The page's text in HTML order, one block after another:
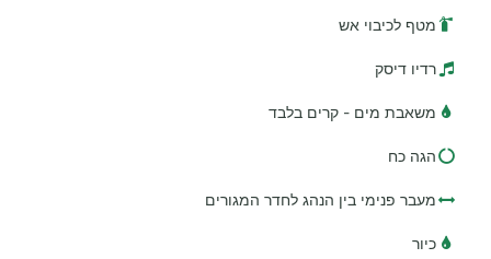
מטף לכיבוי אש
רדיו דיסק
משאבת מים - קרים בלבד
הגה כח
מעבר פנימי בין הנהג לחדר המגורים
כיור